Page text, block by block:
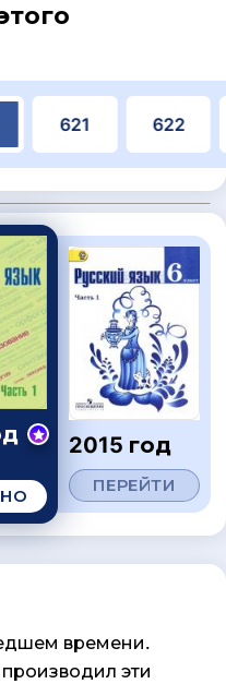
621 622
2015 год
ПЕРЕЙТИ
времени.
эти